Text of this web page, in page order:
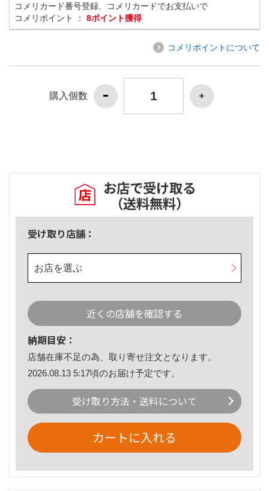
コメリカード番号登録、コメリカードでお支払いで
コメリポイント ： 8ポイント獲得
コメリポイントについて
購入個数
お店で受け取る
（送料無料）
受け取り店舗：
お店を選ぶ
近くの店舗を確認する
納期目安：
店舗在庫不足の為、取り寄せ注文となります。
2026.08.13 5:17頃のお届け予定です。
受け取り方法・送料について
カートに入れる